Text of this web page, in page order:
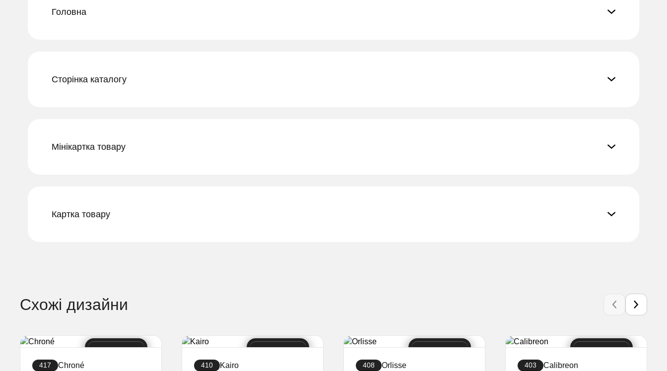
Головна
Сторінка каталогу
Мінікартка товару
Картка товару
Схожі дизайни
417 Chroné 410 Kairo 408 Orlisse 403 Calibreon